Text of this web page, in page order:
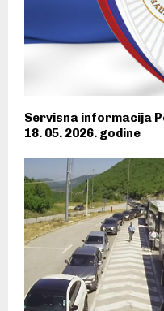
Servisna informacija
18. 05. 2026. godine